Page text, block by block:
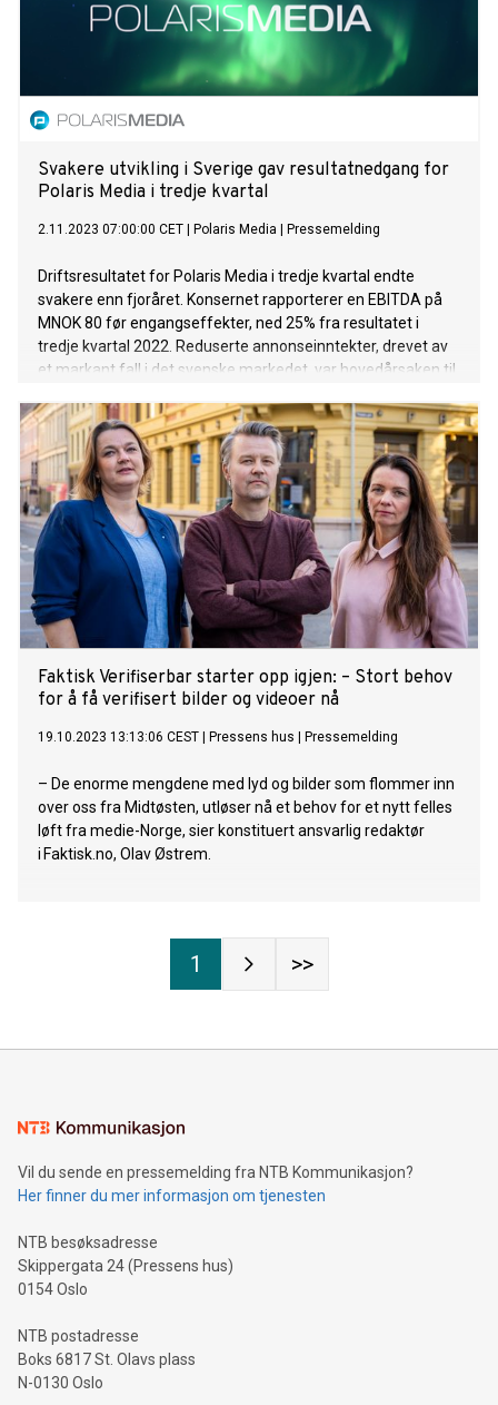
Svakere utvikling i Sverige gav resultatnedgang for
Polaris Media i tredje kvartal
2.11.2023 07:00:00 CET Polaris Media Pressemelding
Driftsresultatet for Polaris Media i tredje kvartal endte
svakere enn fjoråret. Konsernet rapporterer en EBITDA på
MNOK 80 før engangseffekter, ned 25% fra resultatet i
tredje kvartal 2022. Reduserte annonseinntekter, drevet av
et markant fall i det svenske markedet, var hovedårsaken til
engangseffekter, som er 30% lavere enn resultatet per
tredje kvartal i fjor. Konsernet iverksetter nye
effektiviseringstiltak for å bedre resultatutviklingen.
Faktisk Verifiserbar starter opp igjen: – Stort behov
for å få verifisert bilder og videoer nå
19.10.2023 13:13:06 CEST Pressens hus Pressemelding
– De enorme mengdene med lyd og bilder som flommer inn
over oss fra Midtøsten, utløser nå et behov for et nytt felles
løft fra medie-Norge, sier konstituert ansvarlig redaktør
i Faktisk.no, Olav Østrem.
1 >>
Vil du sende en pressemelding fra NTB Kommunikasjon?
Her finner du mer informasjon om tjenesten
NTB besøksadresse
Skippergata 24 (Pressens hus)
0154 Oslo
NTB postadresse
Boks 6817 St. Olavs plass
N-0130 Oslo